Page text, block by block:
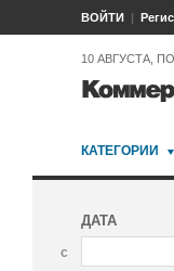
ВОЙТИ
10 АВГУСТА,
КАТЕГОРИИ
ДАТА
с